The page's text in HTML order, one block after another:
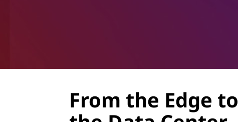
From the Edge to